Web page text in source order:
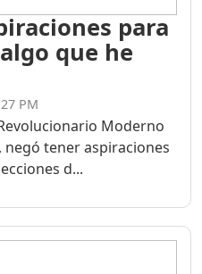
para
que he
PM
Moderno
negó tener aspiraciones
d...